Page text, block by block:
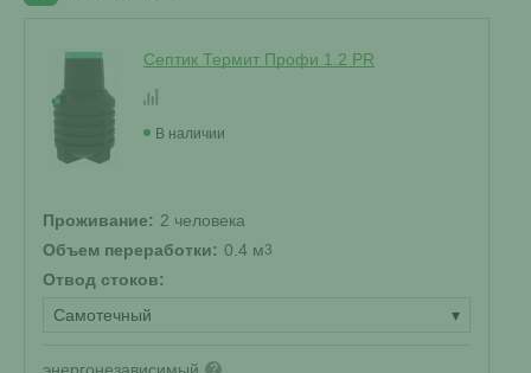
Септик Термит Профи 1.2 PR
В наличии
Проживание: 2 человека
Объем переработки: 0.4 м3
Отвод стоков:
Самотечный
▾
?